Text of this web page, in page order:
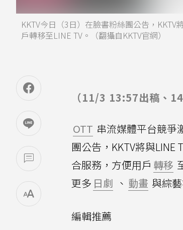
KKTV今日（3日）在臉書粉絲團公告，
戶轉移至LINE TV。（翻攝自KKTV官網）
（11/3 13:57出稿、
OTT 串流媒體平台競爭
團公告，KKTV將與LINE
合服務，方便用戶 轉移
更多 日劇 、 動畫 與綜
編輯推薦